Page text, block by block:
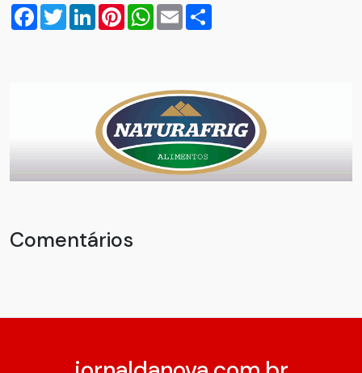
Facebook
TwitterLinkedInPinterestWhatsApp
Email
Comentários